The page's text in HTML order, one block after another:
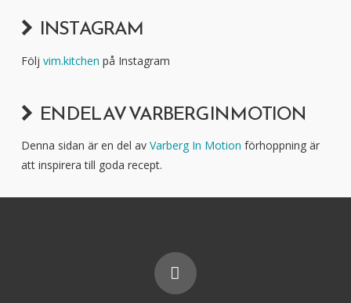
INSTAGRAM
Följ vim.kitchen på Instagram
EN DEL AV VARBERG IN MOTION
Denna sidan är en del av Varberg In Motion förhoppning är
att inspirera till goda recept.